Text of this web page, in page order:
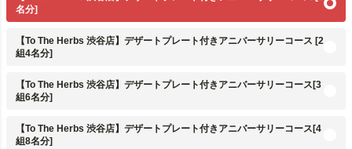
名分]
【To The Herbs 渋谷店】デザートプレート付きアニバーサリーコース [2
組4名分]
【To The Herbs 渋谷店】デザートプレート付きアニバーサリーコース[3
組6名分]
【To The Herbs 渋谷店】デザートプレート付きアニバーサリーコース[4
組8名分]